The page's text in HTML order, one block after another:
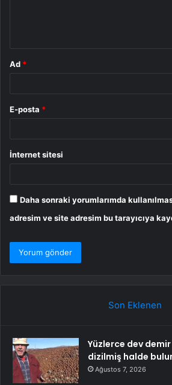
Ad *
E-posta *
İnternet sitesi
Daha sonraki yorumlarımda
adresim ve site adresim bu tarayıcıya
Son Eklenen
Yüzlerce dev
dizilmiş halde
Ağustos 7, 2026